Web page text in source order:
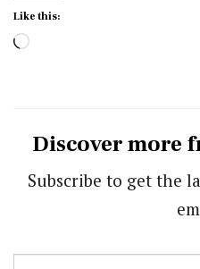
Like this:
Loading…
Discover more
Subscribe to get the